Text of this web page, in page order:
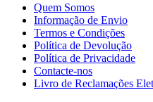
Quem Somos
Informação de Envio
Termos e Condições
Política de Devolução
Política de Privacidade
Contacte-nos
Livro de Reclamações